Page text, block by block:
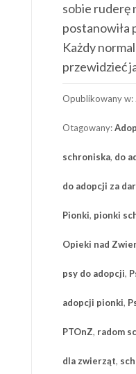
sobie ruderę
postanowiła
Każdy
przewidzieć
Opublikowany w:
Otagowany:
schroniska, do
do adopcji za
Pionki, pionki
Opieki nad
psy do adopcji,
adopcji pionki,
PTOnZ, radom
dla zwierząt,